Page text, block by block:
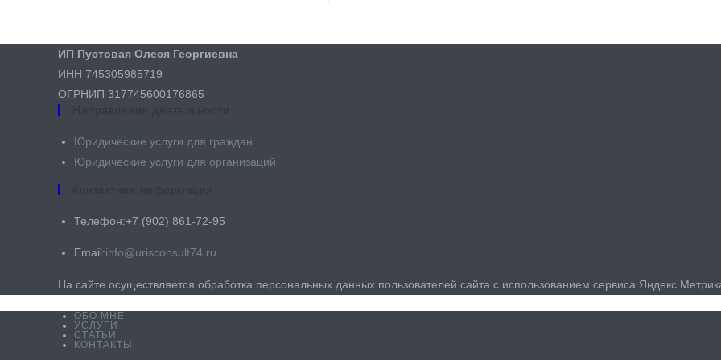
ИП Пустовая Олеся Георгиевна
ИНН 745305985719
ОГРНИП 317745600176865
Направления деятельности
Юридические услуги для граждан​
Юридические услуги для организаций
Контактная информация
Телефон:+7 (902) 861-72-95
Email:info@urisconsult74.ru
вашем
приложении
На сайте осуществляется обработка персональных данных пользователей сайта с использованием сервиса
ОБО МНЕ
УСЛУГИ
СТАТЬИ
КОНТАКТЫ